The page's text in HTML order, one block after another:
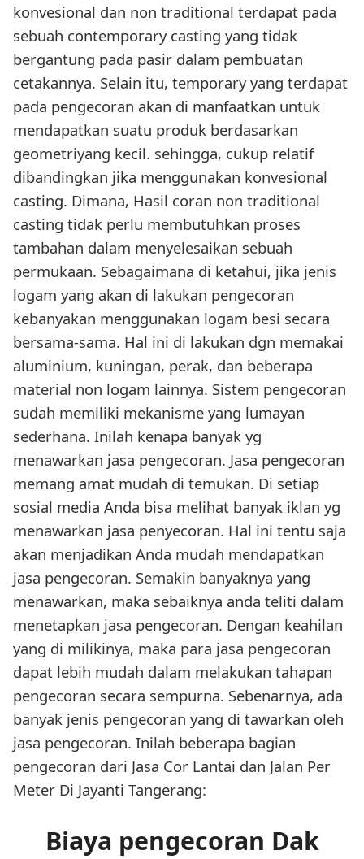
konvesional dan non traditional terdapat pada
sebuah contemporary casting yang tidak
bergantung pada pasir dalam pembuatan
cetakannya. Selain itu, temporary yang terdapat
pada pengecoran akan di manfaatkan untuk
mendapatkan suatu produk berdasarkan
geometriyang kecil. sehingga, cukup relatif
dibandingkan jika menggunakan konvesional
casting. Dimana, Hasil coran non traditional
casting tidak perlu membutuhkan proses
tambahan dalam menyelesaikan sebuah
permukaan. Sebagaimana di ketahui, jika jenis
logam yang akan di lakukan pengecoran
kebanyakan menggunakan logam besi secara
bersama-sama. Hal ini di lakukan dgn memakai
aluminium, kuningan, perak, dan beberapa
material non logam lainnya. Sistem pengecoran
sudah memiliki mekanisme yang lumayan
sederhana. Inilah kenapa banyak yg
menawarkan jasa pengecoran. Jasa pengecoran
memang amat mudah di temukan. Di setiap
sosial media Anda bisa melihat banyak iklan yg
menawarkan jasa penyecoran. Hal ini tentu saja
akan menjadikan Anda mudah mendapatkan
jasa pengecoran. Semakin banyaknya yang
menawarkan, maka sebaiknya anda teliti dalam
menetapkan jasa pengecoran. Dengan keahilan
yang di milikinya, maka para jasa pengecoran
dapat lebih mudah dalam melakukan tahapan
pengecoran secara sempurna. Sebenarnya, ada
banyak jenis pengecoran yang di tawarkan oleh
jasa pengecoran. Inilah beberapa bagian
pengecoran dari Jasa Cor Lantai dan Jalan Per
Meter Di Jayanti Tangerang:
Biaya pengecoran Dak